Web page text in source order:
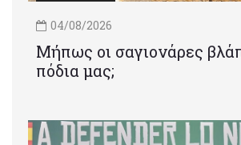
04/08/2026
Μήπως οι σαγιονάρες
πόδια μας;